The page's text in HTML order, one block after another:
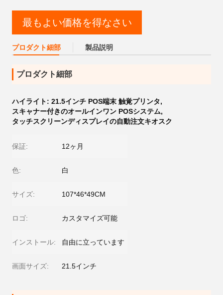
最もよい価格を得なさい
プロダクト細部 製品説明
プロダクト細部
ハイライト: 21.5インチ POS端末 触覚プリンタ,
スキャナー付きのオールインワン POSシステム,
タッチスクリーンディスプレイの自動注文キオスク
保証: 12ヶ月
色: 白
サイズ: 107*46*49CM
ロゴ: カスタマイズ可能
インストール: 自由に立っています
画面サイズ: 21.5インチ